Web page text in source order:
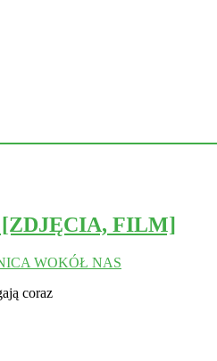
[ZDJĘCIA, FILM]
WOKÓŁ NAS
coraz